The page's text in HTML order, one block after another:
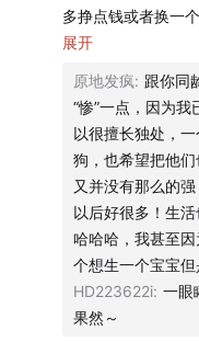
E190 我们都没成为
儿童节特辑
E215 对话欧阳应霁
🌐 知行小酒馆公告牌
🍻 我们是谁？「知行
享投资与生活的播客
投资理财，更关注怎
功，是我们变成一个
多挣点钱或者换一
这个野心 我属于每
事情 看电影看脱口
现在这个年纪也没
别人眼里我是“惨的” 属于没家没业那一种 我有时候想 有没有
可能这不仅仅是时代
是没有什么野心也
里月入多少万住着
响 我依然在过自己
但是可能有野心有
能他自己也改变不
让自己变成一个拼
展开
原地发疯: 跟你同
“惨”一点，因为
以很擅长独处，
狗，也希望把他
又并没有那么的
以后好很多！生
哈哈哈，我甚至
个想生一个宝宝
HD223622i: 一眼
果然～